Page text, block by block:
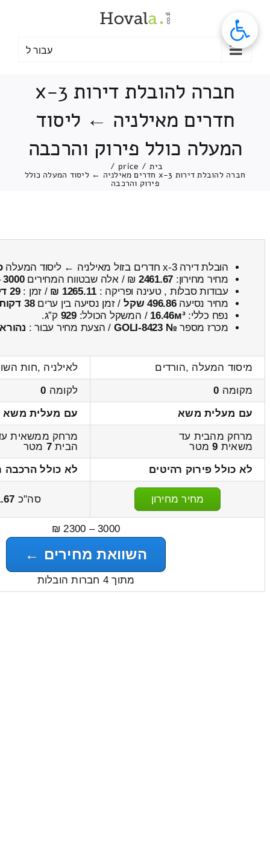
עבור ל
חברה להובלת דירות 3-x
חדרים מאילניה ← ליסוד
המעלה כולל פירוק והרכבה
בית /
price
/
חברה להובלת דירות 3-x חדרים מאילניה ← ליסוד המעלה כולל
פירוק והרכבה
הובלת דירה 3-x חדרים בזול מאילניה ← ליסוד המעלה
מחיר מחירון: 2461.67 ₪ / אלה שבטווח המחירים3000
עבודות סבלות , טעינה ופריקה : 1265.11 ₪ / זמן :29 דקות 5 שניות
מחיר נסיעה496.86 שקל / זמן נסיעה בין ערים38 דקות
נפח כללי:16.46м³ / המשקל הכולל:929 ק”ג.
מכרז מספר № GOLI-8423 / הצעת מחיר עבור :
מיסוד המעלה ,הורדים
לאילניה ,חות
מקומה 0 לקומה 0
עם מעלית משא
עם מעלית משא
מרחק מהבית עד
משאית 9מטר
מרחק ממשאית
הבית7 מטר
לא כולל פירוק רהיטים
לא כולל הרכבה
מחיר מחירון סה"כ
3000 – 2300 ₪
השוואת מחירים ←
מתוך 4 חברות הובלות